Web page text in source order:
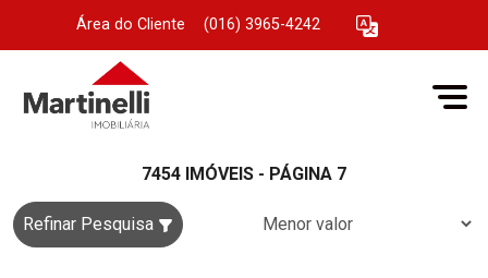
Área do Cliente (016) 3965-4242
7454 IMÓVEIS - PÁGINA 7
Refinar Pesquisa